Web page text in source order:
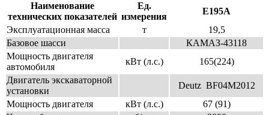
Наименование
технических показателей
Ед.
измерения
E195А
Эксплуатационная масса
т
19,5
Базовое шасси
КАМАЗ-43118
Мощность двигателя
автомобиля
кВт (л.с.)
165(224)
Двигатель экскаваторной
установки
Deutz BF04M2012
Мощность двигателя
кВт (л.с.)
67 (91)